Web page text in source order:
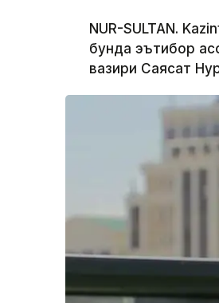
NUR-SULTAN.
бунда эътибор
вазири Саясат